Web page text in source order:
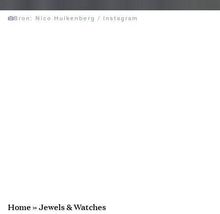
Bron: Nico Hulkenberg / Instagram
Home»Jewels & Watches